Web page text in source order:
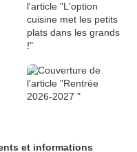
et informations